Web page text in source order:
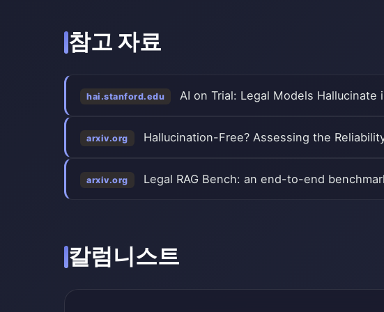
참고 자료
hai.stanford.edu AI on Trial: Legal Models
arxiv.org Hallucination-Free? Assessing the
arxiv.org Legal RAG Bench: an end-to-end
칼럼니스트